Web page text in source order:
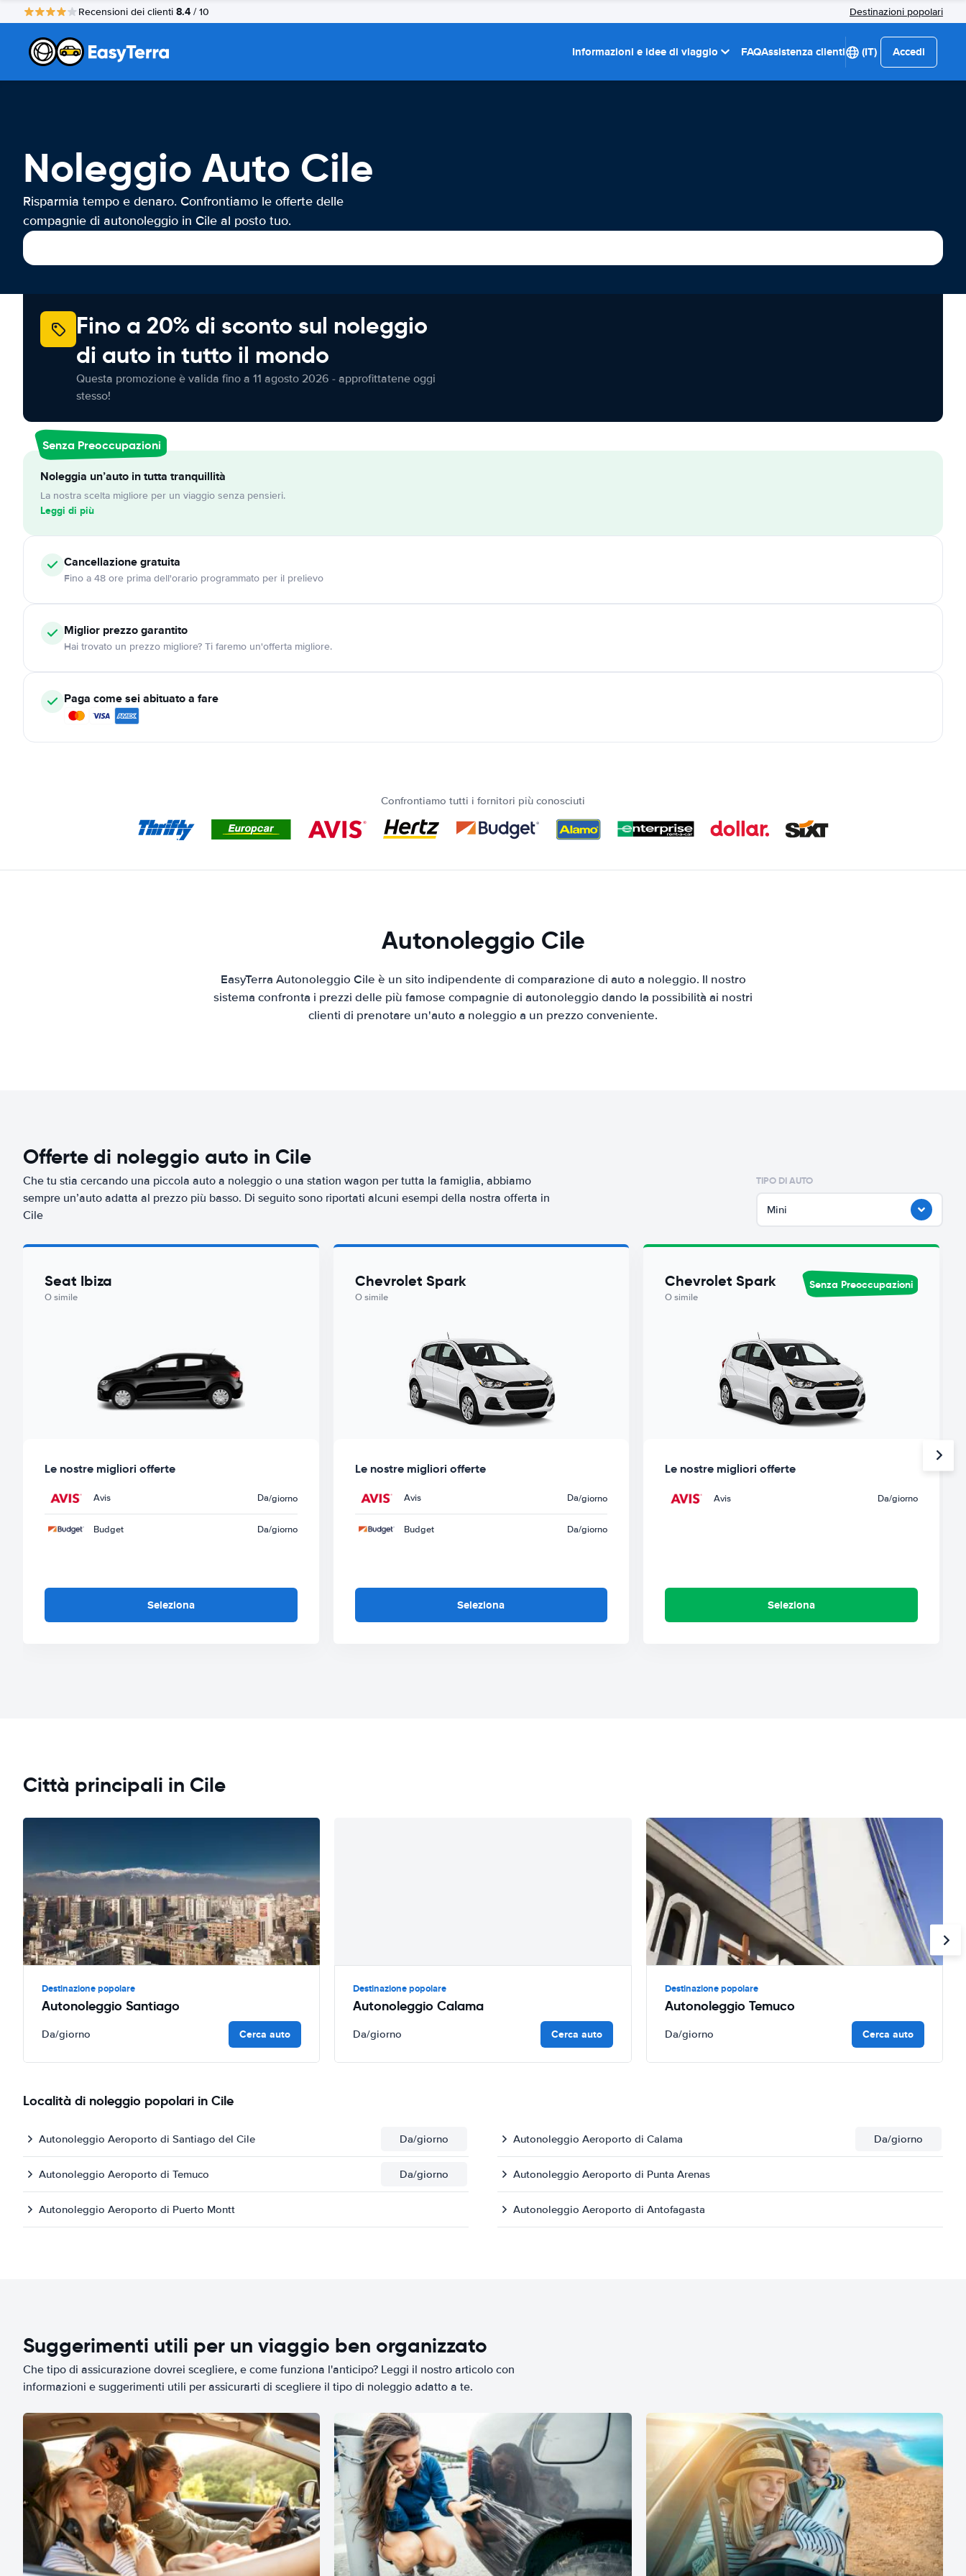
Recensioni dei clienti 8.4 / 10 Destinazioni popolari
Informazioni e idee di viaggio FAQAssistenza clienti (IT) Accedi
Noleggio Auto Cile
Risparmia tempo e denaro. Confrontiamo le offerte delle
compagnie di autonoleggio in Cile al posto tuo.
Fino a 20% di sconto sul noleggio
di auto in tutto il mondo
Questa promozione è valida fino a 11 agosto 2026 - approfittatene oggi
stesso!
Senza Preoccupazioni
Noleggia un’auto in tutta tranquillità
La nostra scelta migliore per un viaggio senza pensieri.
Leggi di più
Cancellazionegratuita
Fino a 48 ore prima dell'orario programmato per il prelievo
Miglior prezzo garantito
Hai trovato un prezzo migliore? Ti faremo un'offerta migliore.
Paga come sei abituato a fare
Confrontiamo tutti i fornitori più conosciuti
Autonoleggio Cile
EasyTerra Autonoleggio Cile è un sito indipendente di comparazione di auto a noleggio. Il nostro
sistema confronta i prezzi delle più famose compagnie di autonoleggio dando la possibilità ai nostri
clienti di prenotare un'auto a noleggio a un prezzo conveniente.
Offerte di noleggio auto in Cile
Che tu stia cercando una piccola auto a noleggio o una station wagon per tutta la famiglia, abbiamo
sempre un’auto adatta al prezzo più basso. Di seguito sono riportati alcuni esempi della nostra offerta in
Cile
TIPO DI AUTO
Mini
Seat Ibiza
O simile
Le nostre migliori offerte
Avis Da/giorno
Budget Da/giorno
Seleziona
Chevrolet Spark
O simile
Le nostre migliori offerte
Avis Da/giorno
Budget Da/giorno
Seleziona
Chevrolet Spark
O simile
Senza Preoccupazioni
Le nostre migliori offerte
Avis Da/giorno
Seleziona
Città principali in Cile
Destinazione popolare
Autonoleggio Santiago
Da/giorno Cerca auto
Destinazione popolare
Autonoleggio Calama
Da/giorno Cerca auto
Destinazione popolare
Autonoleggio Temuco
Da/giorno Cerca auto
Località di noleggio popolari in Cile
Autonoleggio Aeroporto di Santiago del Cile Da/giorno Autonoleggio Aeroporto di Calama Da/giorno
Autonoleggio Aeroporto di Temuco Da/giorno Autonoleggio Aeroporto di Punta Arenas
Autonoleggio Aeroporto di Puerto Montt Autonoleggio Aeroporto di Antofagasta
Suggerimenti utili per un viaggio ben organizzato
Che tipo di assicurazione dovrei scegliere, e come funziona l'anticipo? Leggi il nostro articolo con
informazioni e suggerimenti utili per assicurarti di scegliere il tipo di noleggio adatto a te.